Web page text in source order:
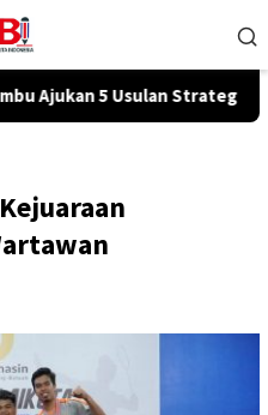
Tingkatkan Kompetensi